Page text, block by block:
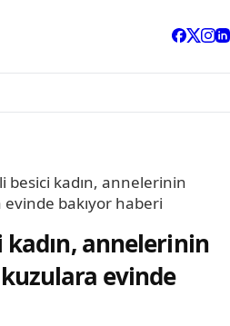
besici kadın, annelerinin
bakıyor haberi
kadın, annelerinin
evinde